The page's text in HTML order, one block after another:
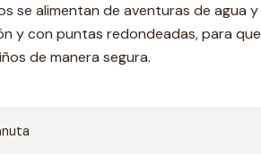
se alimentan de aventuras de agua y
y con puntas redondeadas, para que
de manera segura.